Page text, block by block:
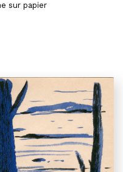
sur papier